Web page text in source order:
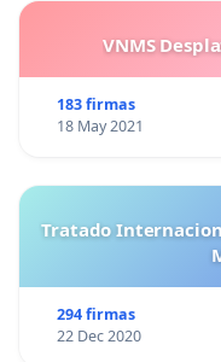
VNMS
183 firmas
18 May 2021
Tratado
294 firmas
22 Dec 2020